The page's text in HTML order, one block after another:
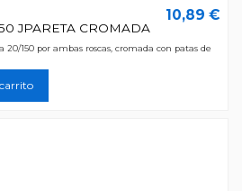
JPARETA CROMADA
10,89 €
150 por ambas roscas, cromada con patas de